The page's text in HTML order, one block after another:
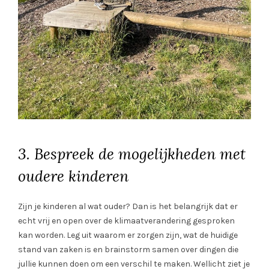
3. Bespreek de mogelijkheden met
oudere kinderen
Zijn je kinderen al wat ouder? Dan is het belangrijk dat er
echt vrij en open over de klimaatverandering gesproken
kan worden. Leg uit waarom er zorgen zijn, wat de huidige
stand van zaken is en brainstorm samen over dingen die
jullie kunnen doen om een verschil te maken. Wellicht ziet je